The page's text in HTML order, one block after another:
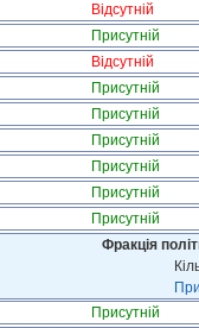
Відсутній
Присутній
Відсутній
Присутній
Присутній
Присутній
Присутній
Присутній
Присутній
Фракція
Присутній